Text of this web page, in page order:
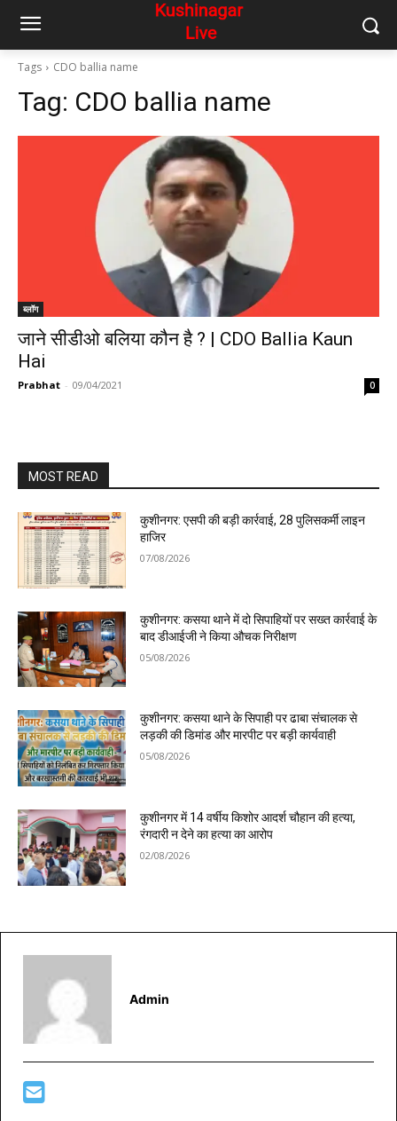
Tags CDO ballia name
Tag: CDO ballia name
ब्लॉग
जाने सीडीओ बलिया कौन है ? | CDO Ballia Kaun
Hai
Prabhat - 09/04/2021 0
MOST READ
कुशीनगर: एसपी की बड़ी कार्रवाई, 28 पुलिसकर्मी लाइन
हाजिर
07/08/2026
कुशीनगर: कसया थाने में दो सिपाहियों पर सख्त कार्रवाई के
बाद डीआईजी ने किया औचक निरीक्षण
05/08/2026
कुशीनगर: कसया थाने के सिपाही पर ढाबा संचालक से
लड़की की डिमांड और मारपीट पर बड़ी कार्यवाही
05/08/2026
कुशीनगर में 14 वर्षीय किशोर आदर्श चौहान की हत्या,
रंगदारी न देने का हत्या का आरोप
02/08/2026
Admin